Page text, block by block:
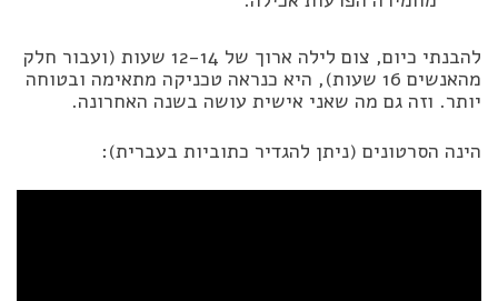
להבנתי כיום, צום לילה ארוך של 12-14 שעות (ועבור חלק
מהאנשים 16 שעות), היא כנראה טכניקה מתאימה ובטוחה
יותר. וזה גם מה שאני אישית עושה בשנה האחרונה.
הינה הסרטונים (ניתן להגדיר כתוביות בעברית):